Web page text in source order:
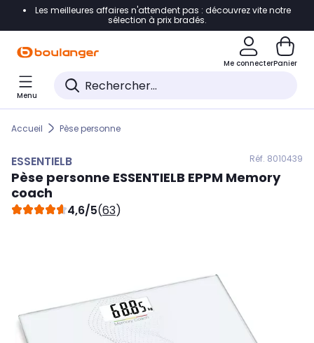
Accéder directement à la navigation
Accéder directement au pied de page
Accéder directement au chatbot
Les meilleures affaires n'attendent pas : découvrez vite notre
sélection à prix bradés.
Me connecterPanier
Menu
Accueil Pèse personne
ESSENTIELB Réf. 8010439
Pèse personne ESSENTIELB EPPM Memory
coach
4,6/5(63)